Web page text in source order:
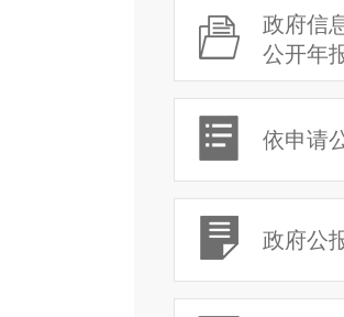
政府信
公开年
依申请
政府公